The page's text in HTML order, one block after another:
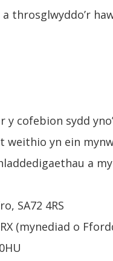
throsglwyddo’r
y cofebion sydd
weithio yn ein
a
SA72 4RS
(mynediad o